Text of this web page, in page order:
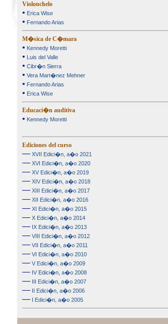
Violonchelo
• Erica Wise
• Fernando Arias
M�sica de C�mara
• Kennedy Moretti
• Luis del Valle
• Cibr�n Sierra
• Vera Mart�nez Mehner
• Fernando Arias
• Erica Wise
Educaci�n auditiva
• Kennedy Moretti
Ediciones del curso
— XVII Edici�n, a�o 2021
— XVI Edici�n, a�o 2020
— XV Edici�n, a�o 2019
— XIV Edici�n, a�o 2018
— XIII Edici�n, a�o 2017
— XII Edici�n, a�o 2016
— XI Edici�n, a�o 2015
— X Edici�n, a�o 2014
— IX Edici�n, a�o 2013
— VIII Edici�n, a�o 2012
— VII Edici�n, a�o 2011
— VI Edici�n, a�o 2010
— V Edici�n, a�o 2009
— IV Edici�n, a�o 2008
— III Edici�n, a�o 2007
— II Edici�n, a�o 2006
— I Edici�n, a�o 2005